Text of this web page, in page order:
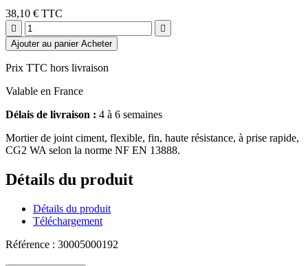
38,10 € TTC


Ajouter au panier Acheter
Prix TTC hors livraison
Valable en France
Délais de livraison : 4 à 6 semaines
Mortier de joint ciment, flexible, fin, haute résistance, à prise rapide,
CG2 WA selon la norme NF EN 13888.
Détails du produit
Détails du produit
Téléchargement
Référence : 30005000192